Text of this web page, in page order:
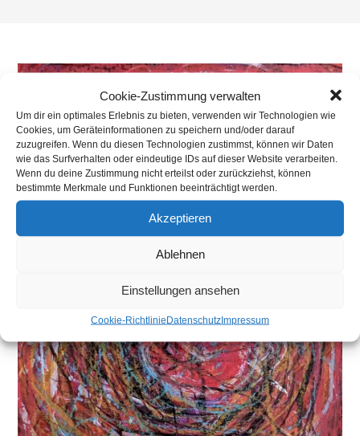
Cookie-Zustimmung verwalten
Um dir ein optimales Erlebnis zu bieten, verwenden wir Technologien wie
Cookies, um Geräteinformationen zu speichern und/oder darauf
zuzugreifen. Wenn du diesen Technologien zustimmst, können wir Daten
wie das Surfverhalten oder eindeutige IDs auf dieser Website verarbeiten.
Wenn du deine Zustimmung nicht erteilst oder zurückziehst, können
bestimmte Merkmale und Funktionen beeinträchtigt werden.
Akzeptieren
Ablehnen
Einstellungen ansehen
Cookie-RichtlinieDatenschutzImpressum